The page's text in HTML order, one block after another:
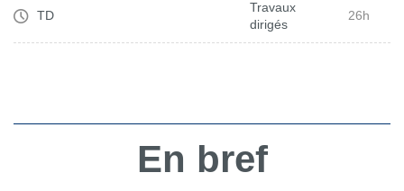
TD
Travaux
dirigés
26h
En bref